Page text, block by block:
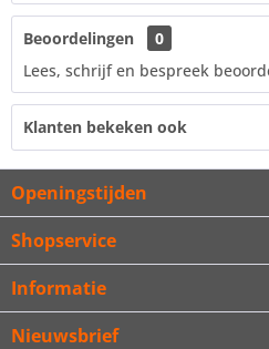
Beoordelingen
0
Lees, schrijf en bespreek
Klanten bekeken ook
Openingstijden
Shopservice
Informatie
Nieuwsbrief